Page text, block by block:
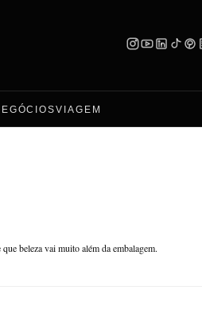
VIAGEM
beleza vai muito além da embalagem.